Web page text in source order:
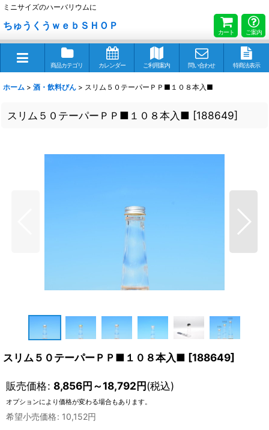
ミニサイズのハーバリウムに
ちゅうくうｗｅｂＳＨＯＰ
カート ご案内
商品カテゴリ カレンダー ご利用案内 問い合わせ 特商法表示
ホーム > 酒・飲料びん > スリム５０テーパーＰＰ■１０８本入■
スリム５０テーパーＰＰ■１０８本入■ [188649]
スリム５０テーパーＰＰ■１０８本入■ [188649]
販売価格: 8,856円～18,792円(税込)
オプションにより価格が変わる場合もあります。
希望小売価格: 10,152円